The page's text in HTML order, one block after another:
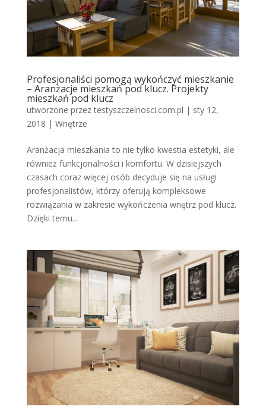
Profesjonaliści pomogą wykończyć mieszkanie
– Aranżacje mieszkań pod klucz. Projekty
mieszkań pod klucz
utworzone przeztestyszczelnosci.com.pl | sty 12,
2018 | Wnętrze
Aranżacja mieszkania to nie tylko kwestia estetyki, ale
również funkcjonalności i komfortu. W dzisiejszych
czasach coraz więcej osób decyduje się na usługi
profesjonalistów, którzy oferują kompleksowe
rozwiązania w zakresie wykończenia wnętrz pod klucz.
Dzięki temu...